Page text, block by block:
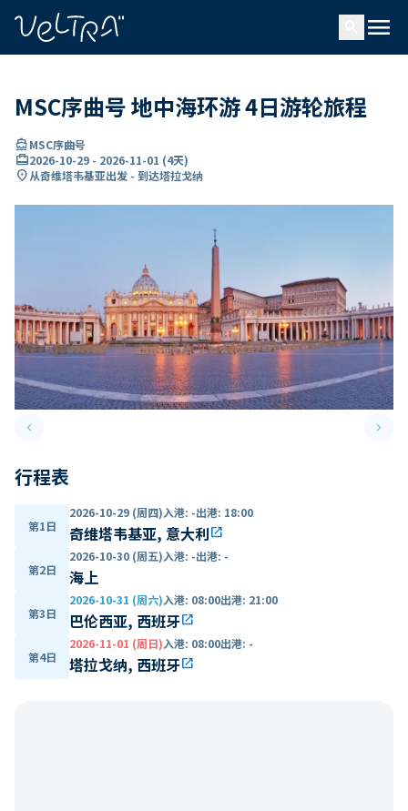
menu
MSC序曲号 地中海环游 4日游轮旅程
directions_boatMSC序曲号
card_travel2026-10-29 - 2026-11-01 (4天)
location_on从奇维塔韦基亚出发 - 到达塔拉戈纳
keyboard_arrow_leftPrevious slide keyboard_arrow_right
行程表
第1日
2026-10-29 (周四)入港: -出港: 18:00
奇维塔韦基亚, 意大利open_in_new
第2日
2026-10-30 (周五)入港: -出港: -
海上
第3日
2026-10-31 (周六)入港: 08:00出港: 21:00
巴伦西亚, 西班牙open_in_new
第4日
2026-11-01 (周日)入港: 08:00出港: -
塔拉戈纳, 西班牙open_in_new